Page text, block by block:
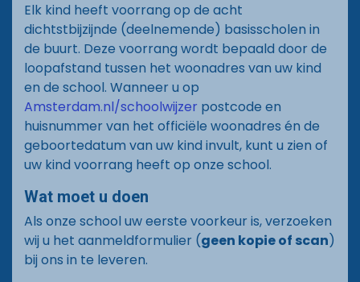
Elk kind heeft voorrang op de acht
dichtstbijzijnde (deelnemende) basisscholen in
de buurt. Deze voorrang wordt bepaald door de
loopafstand tussen het woonadres van uw kind
en de school. Wanneer u op
Amsterdam.nl/schoolwijzer postcode en
huisnummer van het officiële woonadres én de
geboortedatum van uw kind invult, kunt u zien of
uw kind voorrang heeft op onze school.
Wat moet u doen
Als onze school uw eerste voorkeur is, verzoeken
wij u het aanmeldformulier (geen kopie of scan)
bij ons in te leveren.